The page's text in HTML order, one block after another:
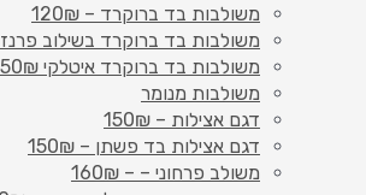
משולבות בד ברוקרד – 120₪
משולבות בד ברוקרד בשילוב פרנז 130₪
משולבות בד ברוקרד איטלקי 150₪
משולבות מנומר
דגם אצילות – 150₪
דגם אצילות בד פשתן – 150₪
משולב פרחוני – – 160₪